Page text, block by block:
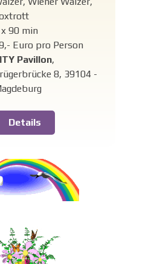
90 min
Euro pro Person
Pavillon,
8, 39104 -
Details